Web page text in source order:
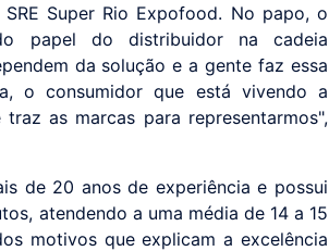
Super Rio Expofood. No papo, o
papel do distribuidor na cadeia
da solução e a gente faz essa
o consumidor que está vivendo a
as marcas para representarmos",
de 20 anos de experiência e possui
atendendo a uma média de 14 a 15
motivos que explicam a excelência